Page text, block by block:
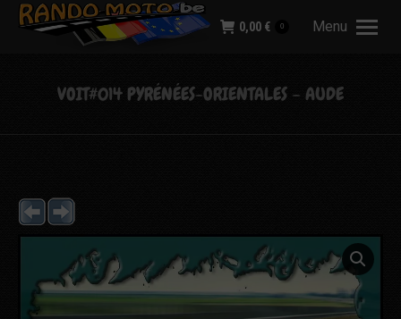
Menu
0,00 € 0
VOIT#014 PYRÉNÉES-ORIENTALES – AUDE